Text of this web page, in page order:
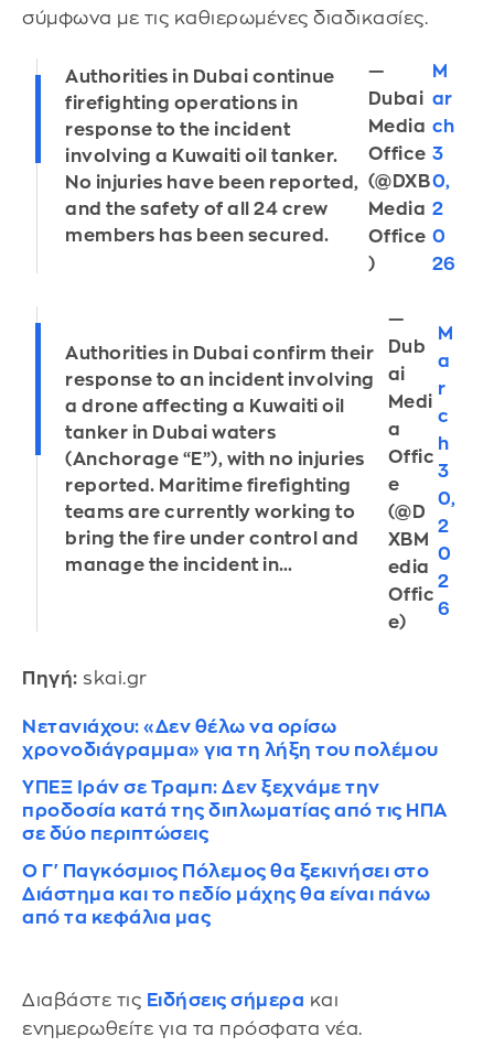
σύμφωνα με τις καθιερωμένες διαδικασίες.
Authorities in Dubai continue
firefighting operations in
response to the incident
involving a Kuwaiti oil tanker.
No injuries have been reported,
and the safety of all 24 crew
members has been secured.
—
Dubai
Media
Office
(@DXB
Media
Office
)
M
ar
ch
3
0,
2
0
26
Authorities in Dubai confirm their
response to an incident involving
a drone affecting a Kuwaiti oil
tanker in Dubai waters
(Anchorage “E”), with no injuries
reported. Maritime firefighting
teams are currently working to
bring the fire under control and
manage the incident in…
—
Dub
ai
Medi
a
Offic
e
(@D
XBM
edia
Offic
e)
M
a
r
c
h
3
0,
2
0
2
6
Πηγή: skai.gr
Νετανιάχου: «Δεν θέλω να ορίσω
χρονοδιάγραμμα» για τη λήξη του πολέμου
ΥΠΕΞ Ιράν σε Τραμπ: Δεν ξεχνάμε την
προδοσία κατά της διπλωματίας από τις ΗΠΑ
σε δύο περιπτώσεις
Ο Γ' Παγκόσμιος Πόλεμος θα ξεκινήσει στο
Διάστημα και το πεδίο μάχης θα είναι πάνω
από τα κεφάλια μας
Διαβάστε τις Ειδήσεις σήμερα και
ενημερωθείτε για τα πρόσφατα νέα.